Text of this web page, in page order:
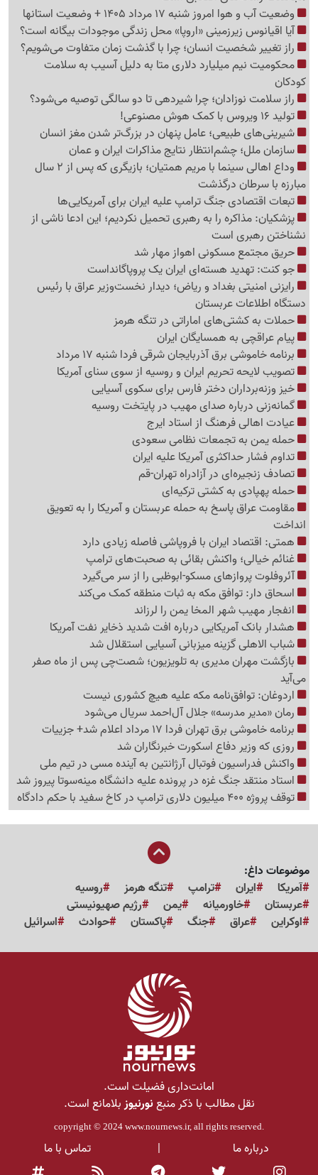
وضعیت آب و هوا امروز شنبه 17 مرداد 1405 + وضعیت استانها
آیا اقیانوس زیرزمینی «اروپا» محل زندگی موجودات بیگانه است؟
راز تغییر شخصیت انسان؛ چرا با گذشت زمان متفاوت می‌شویم؟
محکومیت نیم میلیارد دلاری متا به دلیل آسیب به سلامت
کودکان
راز سلامت نوزادان؛ چرا شیردهی تا دو سالگی توصیه می‌شود؟
تولید 16 ویروس با کمک هوش مصنوعی!
شیرینی‌های طبیعی؛ عامل پنهان در بزرگ‌تر شدن مغز انسان
سازمان ملل؛ چشم‌انتظار نتایج مذاکرات ایران و عمان
وداع اهالی سینما با مریم همتیان؛ بازیگری که پس از 2 سال
مبارزه با سرطان درگذشت
تبعات اقتصادی جنگ ترامپ علیه ایران برای آمریکایی‌ها
پزشکیان: مذاکره را به رهبری تحمیل نکردیم؛ این ادعا ناشی از
نشناختن رهبری است
حریق مجتمع مسکونی اهواز مهار شد
جو کنت: تهدید هسته‌ای ایران یک پروپاگانداست
رایزنی امنیتی بغداد و ریاض؛ دیدار نخست‌وزیر عراق با رئیس
دستگاه اطلاعات عربستان
حملات به کشتی‌های اماراتی در تنگه هرمز
پیام عراقچی به همسایگان ایران
برنامه خاموشی برق آذربایجان شرقی فردا شنبه 17 مرداد
تصویب لایحه تحریم ایران و روسیه از سوی سنای آمریکا
خیز وزنه‌برداران دختر فارس برای سکوی آسیایی
گمانه‌زنی درباره صدای مهیب در پایتخت روسیه
عیادت اهالی فرهنگ از استاد ایرج
حمله یمن به تجمعات نظامی سعودی
تداوم فشار حداکثری آمریکا علیه ایران
تصادف زنجیره‌ای در آزادراه تهران-قم
حمله پهپادی به کشتی ترکیه‌ای
مقاومت عراق پاسخ به حمله عربستان و آمریکا را به تعویق
انداخت
همتی: اقتصاد ایران با فروپاشی فاصله زیادی دارد
غنائم خیالی؛ واکنش بقائی به صحبت‌های ترامپ
آئروفلوت پروازهای مسکو-ابوظبی را از سر می‌گیرد
اسحاق دار: توافق مکه به ثبات منطقه کمک می‌کند
انفجار مهیب شهر المخا یمن را لرزاند
هشدار بانک آمریکایی درباره افت شدید ذخایر نفت آمریکا
شباب الاهلی گزینه میزبانی آسیایی استقلال شد
بازگشت مهران مدیری به تلویزیون؛ شصت‌چی پس از ماه صفر
می‌آید
اردوغان: توافق‌نامه مکه علیه هیچ کشوری نیست
رمان «مدیر مدرسه» جلال آل‌احمد سریال می‌شود
برنامه خاموشی برق تهران فردا 17 مرداد اعلام شد+ جزییات
روزی که وزیر دفاع اسکورت خبرنگاران شد
واکنش فدراسیون فوتبال آرژانتین به آینده مسی در تیم ملی
استاد منتقد جنگ غزه در پرونده علیه دانشگاه مینه‌سوتا پیروز شد
توقف پروژه 400 میلیون دلاری ترامپ در کاخ سفید با حکم دادگاه
موضوعات داغ:
آمریکا
ایران ترامپ تنگه هرمز
روسیه
عربستان
خاورمیانه یمن
رژیم صهیونیستی
اوکراین
عراق جنگ پاکستان حوادث اسرائیل
امانت‌داری فضیلت است.
نقل مطالب با ذکر منبعنورنیوزبلامانع است.
copyright © 2024 www.nournews.ir, all rights reserved.
درباره ما | تماس با ما